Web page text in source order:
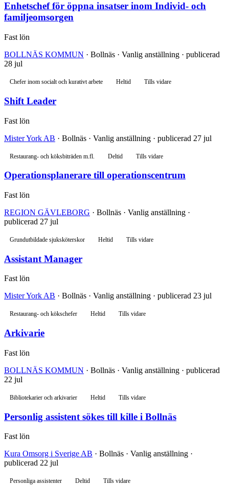
Enhetschef för öppna insatser inom Individ- och
familjeomsorgen
Fast lön
BOLLNÄS KOMMUN · Bollnäs · Vanlig anställning · publicerad
28 jul
Chefer inom socialt och kurativt arbete Heltid Tills vidare
Shift Leader
Fast lön
Mister York AB · Bollnäs · Vanlig anställning · publicerad 27 jul
Restaurang- och köksbiträden m.fl. Deltid Tills vidare
Operationsplanerare till operationscentrum
Fast lön
REGION GÄVLEBORG · Bollnäs · Vanlig anställning ·
publicerad 27 jul
Grundutbildade sjuksköterskor Heltid Tills vidare
Assistant Manager
Fast lön
Mister York AB · Bollnäs · Vanlig anställning · publicerad 23 jul
Restaurang- och kökschefer Heltid Tills vidare
Arkivarie
Fast lön
BOLLNÄS KOMMUN · Bollnäs · Vanlig anställning · publicerad
22 jul
Bibliotekarier och arkivarier Heltid Tills vidare
Personlig assistent sökes till kille i Bollnäs
Fast lön
Kura Omsorg i Sverige AB · Bollnäs · Vanlig anställning ·
publicerad 22 jul
Personliga assistenter Deltid Tills vidare